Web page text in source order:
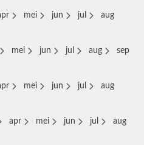
mei jun jul
aug
mei jun jul aug
sep
mei jun jul
aug
apr mei jun jul
aug